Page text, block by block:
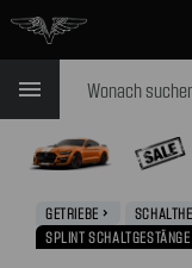
menu
GETRIEBE navigate_next
SPLINT